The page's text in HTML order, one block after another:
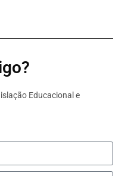
Educacional e